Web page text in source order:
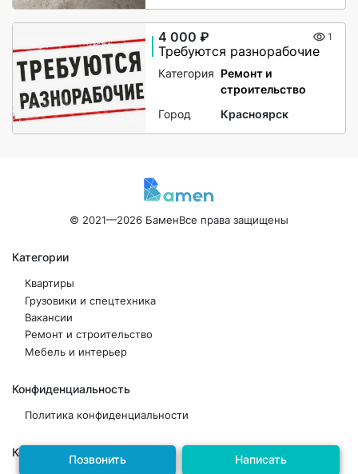
4 000 ₽ 1
Требуются разнорабочие
Категория Ремонт и
строительство
Город
Красноярск
Позвонить Написать
© 2021—2026 БаменВсе права защищены
Категории
Квартиры
Грузовики и спецтехника
Вакансии
Ремонт и строительство
Мебель и интерьер
Конфиденциальность
Политика конфиденциальности
Контакты